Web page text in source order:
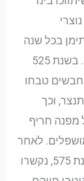
בכל שנה
ושנה ומעוררים מהומות נגד הנוצרים[7]. בשנת 525
טבחו
וכך
מפנה חריף
לאחר
מכן, עם כיבוש תימן על ידי הפרסים בשנת 575, נקשרו